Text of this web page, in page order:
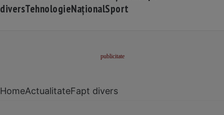
diversTehnologieNaționalSport
HomeActualitateFapt divers